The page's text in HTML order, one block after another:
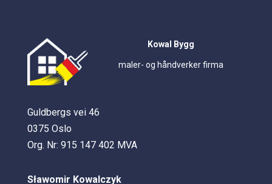
Kowal Bygg
maler- og håndverker firma
Guldbergs vei 46
0375 Oslo
Org. Nr: 915 147 402 MVA
Sławomir Kowalczyk